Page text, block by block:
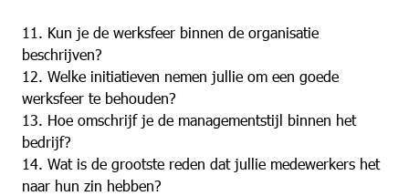
11. Kun je de werksfeer binnen de organisatie
beschrijven?
12. Welke initiatieven nemen jullie om een goede
werksfeer te behouden?
13. Hoe omschrijf je de managementstijl binnen het
bedrijf?
14. Wat is de grootste reden dat jullie medewerkers het
naar hun zin hebben?